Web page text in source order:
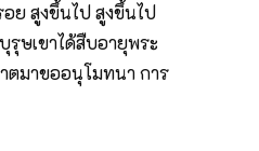
ย สูงขึ้นไป สูงขึ้นไป
ษเขาได้สืบอายุพระ
ตมาขออนุโมทนา การ